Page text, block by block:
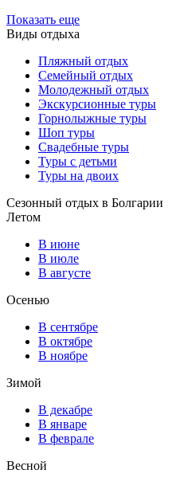
Показать еще
Виды отдыха
Пляжный отдых
Семейный отдых
Молодежный отдых
Экскурсионные туры
Горнолыжные туры
Шоп туры
Свадебные туры
Туры с детьми
Туры на двоих
Сезонный отдых в Болгарии
Летом
В июне
В июле
В августе
Осенью
В сентябре
В октябре
В ноябре
Зимой
В декабре
В январе
В феврале
Весной